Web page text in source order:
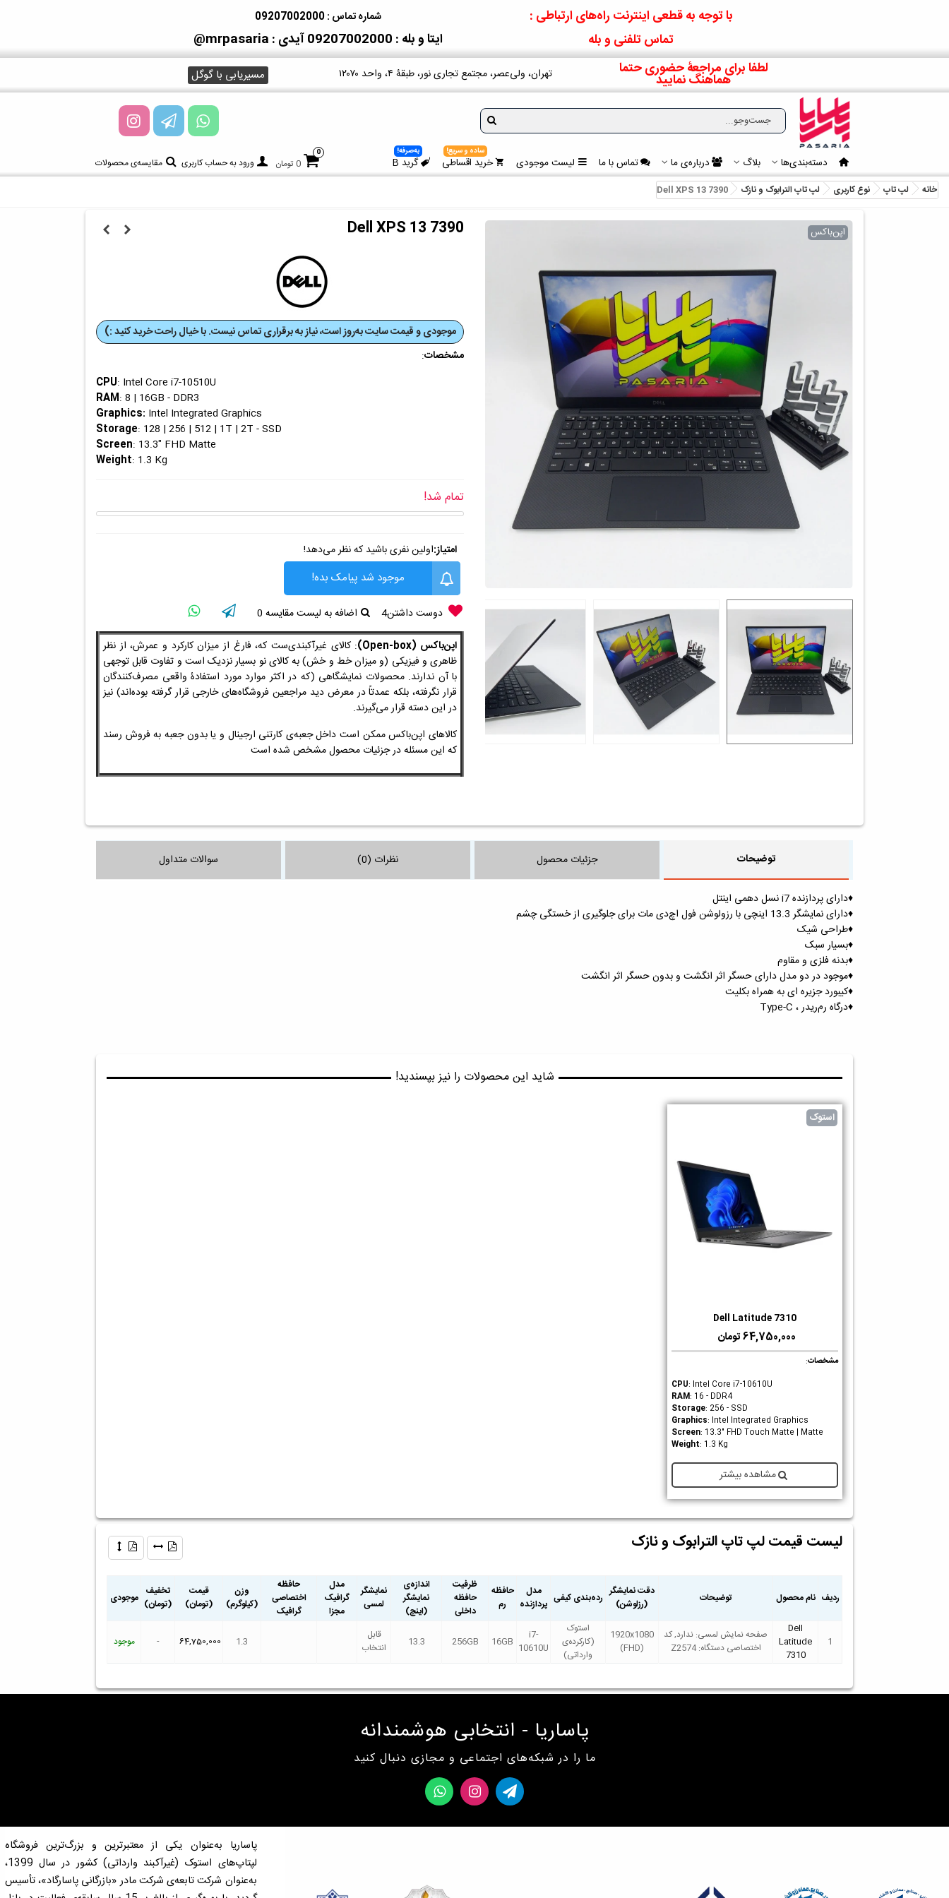
با توجه به قطعی اینترنت راه‌های ارتباطی :
تماس تلفنی و بله
شماره تماس : 09207002000
ایتا و بله : 09207002000
آیدی : mrpasaria@
لطفا برای مراجعۀ حضوری حتما
هماهنگ نمایید تهران، ولی‌عصر، مجتمع تجاری نور، طبقۀ ۴، واحد ۱۲۰۷۰ مسیریابی با گوگل
دسته‌بندی‌ها بلاگ درباره‌ی ما تماس با ما لیست موجودی خرید اقساطی
ساده و سریع!
گرید B
به‌صرفه! 0
0 تومان ورود به حساب کاربری
مقایسه‌ی محصولات
خانه
لپ تاپ نوع کاربری لپ تاپ الترابوک و نازک Dell XPS 13 7390
اپن‌باکس Dell XPS 13 7390
موجودی و قیمت‌ سایت به‌روز است، نیاز به برقراری تماس نیست. با خیال راحت خرید کنید :)
مشخصات:
CPU: Intel Core i7-10510U
RAM: 8 | 16GB - DDR3
Graphics: Intel Integrated Graphics
Storage: 128 | 256 | 512 | 1T | 2T - SSD
Screen: 13.3" FHD Matte
Weight: 1.3 Kg
تمام شد!
امتیاز:اولین نفری باشید که نظر می‌دهد!
موجود شد پیامک بده!
دوست داشتن4 اضافه به لیست مقایسه 0
اپن‌باکس (Open-box)
: کالای غیرآکبندی‌ست که، فارغ از میزان کارکرد و عمرش، از نظر
ظاهری و فیزیکی (و میزان خط و خش)به کالای نو بسیار نزدیک است و تفاوت قابل توجهی
با آن ندارند. محصولات نمایشگاهی (که در اکثر مواردمورد استفادۀ واقعی مصرف‌کنندگان
قرار نگرفته، بلکه عمدتاً در معرض دید مراجعین فروشگاه‌های خارجی قرار گرفته بوده‌اند) نیز
در این دسته قرار می‌گیرند.
کالاهای اپن‌باکس ممکن است داخل جعبه‌ی کارتنی ارجینال و یا بدون جعبه به فروش رسند
که این مسئله در جزئیات محصول مشخص شده است
توضیحات جزئیات محصول نظرات (0) سوالات متداول
♦️دارای پردازنده i7 نسل دهمی اینتل
♦️دارای نمایشگر 13.3 اینچی با رزولوشن فول‌ اچ‌دی مات برای جلوگیری از خستگی چشم
♦️طراحی شیک
♦️بسیار سبک
♦️بدنه فلزی و مقاوم
♦️موجود در دو مدل دارای حسگر اثر انگشت و بدون حسگر اثر انگشت
♦️کیبورد جزیره ای به همراه بکلیت
♦️درگاه رم‌ریدر ، Type-C
شاید این محصولات را نیز بپسندید!
استوک
دوست داشتن
Dell Latitude 7310
64,750,000 تومان
مشخصات:
CPU: Intel Core i7-10610U
RAM: 16 - DDR4
Storage: 256 - SSD
Graphics: Intel Integrated Graphics
Screen: 13.3" FHD Touch Matte | Matte
Weight: 1.3 Kg
مشاهده بیشتر
لیست قیمت لپ تاپ الترابوک و نازک
ردیف نام محصول توضیحات
دقت نمایشگر
(رزلوشن)
رده‌بندی کیفی
مدل
پردازنده
حافظه
رم
ظرفیت
حافظه
داخلی
اندازه‌ی
نمایشگر
(اینچ)
نمایشگر
لمسی
مدل
گرافیک
مجزا
حافظه
اختصاصی
گرافیک
وزن
(کیلوگرم)
قیمت
(تومان)
تخفیف
(تومان) موجودی
1
Dell
Latitude
7310
صفحه نمایش لمسی: ندارد, کد
اختصاصی دستگاه: Z2574
1920x1080
(FHD)
استوک
(کارکرده‌ی
وارداتی)
i7-
10610U
16GB
256GB
13.3
قابل
انتخاب
1.3
64,750,000
- موجود
پاساریا - انتخابی هوشمندانه
ما را در شبکه‌های اجتماعی و مجازی دنبال کنید
پاساریا به‌عنوان یکی از معتبرترین و بزرگ‌ترین فروشگاه
لپتاپ‌های استوک (غیرآکبند وارداتی) کشور در سال 1399،
به‌عنوان شرکت تابعه‌ی شرکت مادر «بازرگانی پاسارگاد»، تأسیس